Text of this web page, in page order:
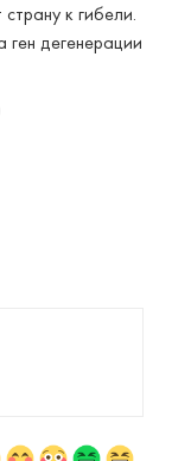
к гибели.
дегенерации